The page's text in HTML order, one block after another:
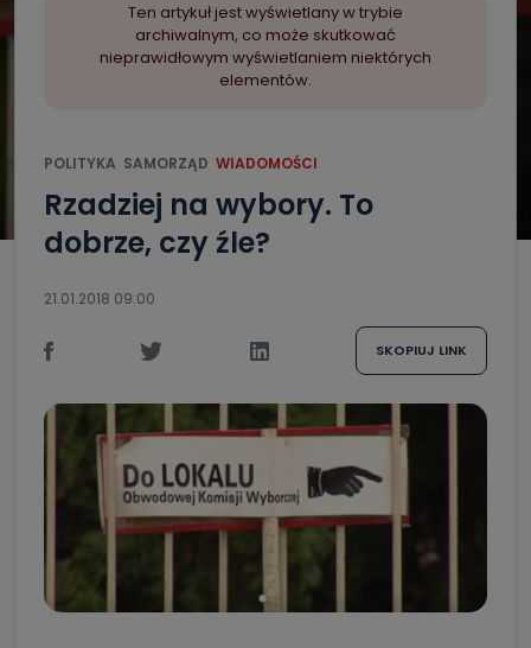
Ten artykuł jest wyświetlany w trybie
archiwalnym, co może skutkować
nieprawidłowym wyświetlaniem niektórych
elementów.
POLITYKA SAMORZĄD WIADOMOŚCI
Rzadziej na wybory. To
dobrze, czy źle?
21.01.2018 09:00
SKOPIUJ LINK